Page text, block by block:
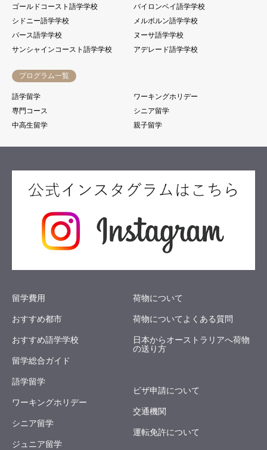
ゴールドコースト語学学校
バイロンベイ語学学校
シドニー語学学校
メルボルン語学学校
パース語学学校
ヌーサ語学学校
サンシャインコースト語学学校
アデレード語学学校
プログラム一覧
語学留学
ワーキングホリデー
専門コース
シニア留学
中高生留学
親子留学
留学費用
おすすめ都市
おすすめ語学学校
留学総合ガイド
語学留学
ワーキングホリデー
シニア留学
ジュニア留学
荷物について
荷物についてよくある質問
日本からオーストラリアへ荷物
の送り方
ビザ申請について
交通機関
運転免許について